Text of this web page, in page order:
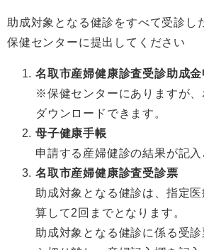
助成対象となる健診をすべて受診し
保健センターに提出してください
名取市産婦健康診査受診助成
※保健センターにありますが、
ダウンロードできます。
母子健康手帳
申請する産婦健診の結果が記
名取市産婦健康診査受診票
助成対象となる健診は、指定
算して2回までとなります。
助成対象となる健診に係る受